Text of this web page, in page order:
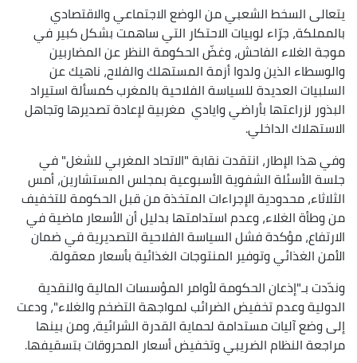
يتعالى السخط الشعبي من الوضع الاجتماعي والاقتصادي
بالمملكة، جرّاء لوبيات الاحتكار التي ساهمت بشكل كبير في
موجة الغلاء الفاحش، وغضّ الحكومة النظر عن المضاربين
والوسطاء الذين ولدوا أزمة المستهلك والفلاح، ناهيك عن
السلبيات العديدة للسياسة الفلاحية بالمغرب كمسألة استيراد
البذور لزراعتها بأراضي وايادي مغربية لإعادة تصديرها وتجاهل
الاستهلاك الداخلي.
وفي هذا الإطار، انتقدت نقابة "الاتحاد المغربي للشغل" في
جلسة الأسئلة الشفوية الأسبوعية بمجلس المستشارين، أمس
الثلاثاء، محدودية الإجراءات المتخذة من قبل الحكومة للتخفيف
من وطأة الغلاء، وعدم استدامتها بدليل أن الأسعار ماضية في
الارتفاع، مؤكدة فشل السياسة الفلاحية التصديرية في ضمان
الأمن الغذائي وتوفير المنتوجات الغذائية بأسعار معقولة.
وندّدت بـ"إذعان الحكومة لأوامر المؤسسات المالية والنقدية
الدولية وعدم تخفيض الضرائب لمواجهة التضخم والغلاء"، ودعت
إلى وضع آليات مستدامة لحماية القدرة الشرائية، ومن بينها
مراجعة النظام الضريبي وتخفيض أسعار المحروقات بتسقيفها.